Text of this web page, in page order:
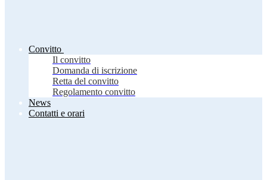
Convitto
Il convitto
Domanda di iscrizione
Retta del convitto
Regolamento convitto
News
Contatti e orari